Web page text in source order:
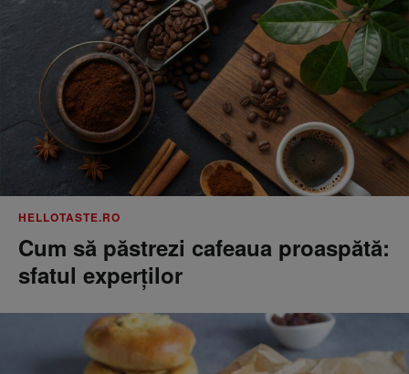
HELLOTASTE.RO
Cum să păstrezi cafeaua proaspătă:
sfatul experților